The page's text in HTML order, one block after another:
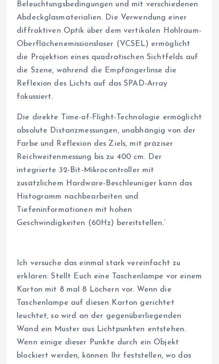
Beleuchtungsbedingungen und mit verschiedenen
Abdeckglasmaterialien. Die Verwendung einer
diffraktiven Optik über dem vertikalen Hohlraum-
Oberflächenemissionslaser (VCSEL) ermöglicht
die Projektion eines quadratischen Sichtfelds auf
die Szene, während die Empfängerlinse die
Reflexion des Lichts auf das SPAD-Array
fokussiert.
Die direkte Time-of-Flight-Technologie ermöglicht
absolute Distanzmessungen, unabhängig von der
Farbe und Reflexion des Ziels, mit präziser
Reichweitenmessung bis zu 400 cm. Der
integrierte 32-Bit-Mikrocontroller mit
zusätzlichem Hardware-Beschleuniger kann das
Histogramm nachbearbeiten und
Tiefeninformationen mit hohen
Geschwindigkeiten (60Hz) bereitstellen.‘
Ich versuche das einmal stark vereinfacht zu
erklären: Stellt Euch eine Taschenlampe vor einem
Karton mit 8 mal 8 Löchern vor. Wenn die
Taschenlampe auf diesen Karton gerichtet
leuchtet, so wird an der gegenüberliegenden
Wand ein Muster aus Lichtpunkten entstehen.
Wenn einige dieser Punkte durch ein Objekt
blockiert werden, können Ihr feststellen, wo das